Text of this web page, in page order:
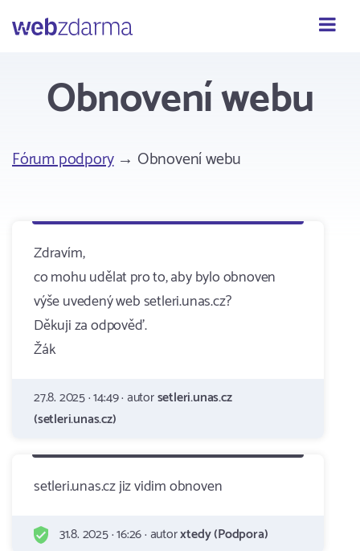
Webzdarma
Obnovení webu
Fórum podpory→ Obnovení webu
Zdravím,
co mohu udělat pro to, aby bylo obnoven
výše uvedený web setleri.unas.cz?
Děkuji za odpověď.
Žák
27.8. 2025 · 14:49 · autorsetleri.unas.cz
(setleri.unas.cz)
setleri.unas.cz jiz vidim obnoven
31.8. 2025 · 16:26 · autorxtedy (Podpora)